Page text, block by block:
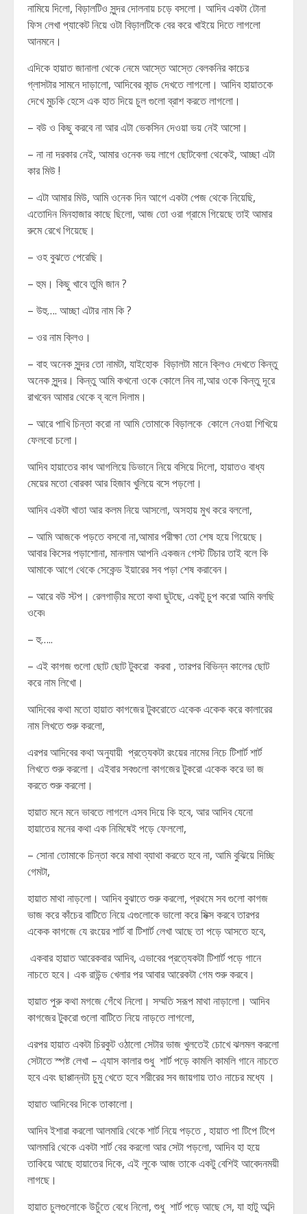
নামিয়ে দিলো, বিড়ালটিও সুন্দর দোলনায় চড়ে বসলো। আদিব একটা টোনা
ফিস লেখা প্যাকেট নিয়ে ওটা বিড়ালটিকে বের করে খাইয়ে দিতে লাগলো
আনমনে।
এদিকে হায়াত জানালা থেকে নেমে আস্তে আস্তে বেলকনির কাচের
গ্লাসটার সামনে দাড়ালো, আদিবের কান্ড দেখতে লাগলো। আদিব হায়াতকে
দেখে মুচকি হেসে এক হাত দিয়ে চুল গুলো ব্রাশ করতে লাগলো।
– বউ ও কিছু করবে না আর এটা ভেকসিন দেওয়া ভয় নেই আসো।
– না না দরকার নেই, আমার ওনেক ভয় লাগে ছোটবেলা থেকেই, আচ্ছা এটা
কার মিউ !
– এটা আমার মিউ, আমি ওনেক দিন আগে একটা পেজ থেকে নিয়েছি,
এতোদিন মিনহাজার কাছে ছিলো, আজ তো ওরা গ্রামে গিয়েছে তাই আমার
রুমে রেখে গিয়েছে।
– ওহ বুঝতে পেরেছি।
– হুম। কিছু খাবে তুমি জান ?
– উহু…. আচ্ছা এটার নাম কি ?
– ওর নাম ক্লিও।
– বাহ অনেক সুন্দর তো নামটা, যাইহোক বিড়ালটা মানে ক্লিও দেখতে কিন্তু
অনেক সুন্দর। কিন্তু আমি কখনো ওকে কোলে নিব না,আর ওকে কিন্তু দূরে
রাখবেন আমার থেকে ব্ বলে দিলাম।
– আরে পাখি চিন্তা করো না আমি তোমাকে বিড়ালকে কোলে নেওয়া শিখিয়ে
ফেলবো চলো।
আদিব হায়াতের কাধ আগলিয়ে ডিভানে নিয়ে বসিয়ে দিলো, হায়াতও বাধ্য
মেয়ের মতো বোরকা আর হিজাব খুলিয়ে বসে পড়লো।
আদিব একটা খাতা আর কলম নিয়ে আসলো, অসহায় মুখ করে বললো,
– আমি আজকে পড়তে বসবো না,আমার পরীক্ষা তো শেষ হয়ে গিয়েছে।
আবার কিসের পড়াশোনা, মানলাম আপনি একজন গেস্ট টিচার তাই বলে কি
আমাকে আগে থেকে সেকেন্ড ইয়ারের সব পড়া শেষ করাবেন।
– আরে বউ স্টপ। রেলগাড়ীর মতো কথা ছুটছে, একটু চুপ করো আমি বলছি
ওকে৷
– হু…..
– এই কাগজ গুলো ছোট ছোট টুকরো করবা , তারপর বিভিন্ন কালের ছোট
করে নাম লিখো।
আদিবের কথা মতো হায়াত কাগজের টুকরোতে একেক একেক করে কালারের
নাম লিখতে শুরু করলো,
এরপর আদিবের কথা অনুযায়ী প্রত্যেকটা রংয়ের নামের নিচে টিশার্ট শার্ট
লিখতে শুরু করলো। এইবার সবগুলো কাগজের টুকরো একেক করে ভা জ
করতে শুরু করলো।
হায়াত মনে মনে ভাবতে লাগলে এসব দিয়ে কি হবে, আর আদিব যেনো
হায়াতের মনের কথা এক নিমিষেই পড়ে ফেললো,
– সোনা তোমাকে চিন্তা করে মাথা ব্যাথা করতে হবে না, আমি বুঝিয়ে দিচ্ছি
গেমটা,
হায়াত মাথা নাড়লো। আদিব বুঝাতে শুরু করলো, প্রথমে সব গুলো কাগজ
ভাজ করে কাঁচের বাটিতে নিয়ে এগুলোকে ভালো করে মিক্স করবে তারপর
একেক কাগজে যে রংয়ের শার্ট বা টিশার্ট লেখা আছে তা পড়ে আসতে হবে,
একবার হায়াত আরেকবার আদিব, এভাবের প্রত্যেকটা টিশার্ট পড়ে গানে
নাচতে হবে। এক রাউন্ড খেলার পর আবার আরেকটা গেম শুরু করবে।
হায়াত পুরু কথা মগজে গেঁথে নিলো। সম্মতি সরূপ মাথা নাড়ালো। আদিব
কাগজের টুকরো গুলো বাটিতে নিয়ে নাড়তে লাগলো,
এরপর হায়াত একটা চিরকুট ওঠালো সেটার ভাজ খুলতেই চোখে ঝলমল করলো
সেটাতে স্পষ্ট লেখা – এ্যাস কালার শুধু শার্ট পড়ে কামলি কামলি গানে নাচতে
হবে এবং ছাপ্পান্নটা চুমু খেতে হবে শরীরের সব জায়গায় তাও নাচের মধ্যে ।
হায়াত আদিবের দিকে তাকালো।
আদিব ইশারা করলো আলমারি থেকে শার্ট নিয়ে পড়তে , হায়াত পা টিপে টিপে
আলমারি থেকে একটা শার্ট বের করলো আর সেটা পড়লো, আদিব হা হয়ে
তাকিয়ে আছে হায়াতের দিকে, এই লুকে আজ তাকে একটু বেশিই আবেদনময়ী
লাগছে।
হায়াত চুলগুলোকে উচুঁতে বেধে নিলো, শুধু শার্ট পড়ে আছে সে, যা হাটু অব্দি